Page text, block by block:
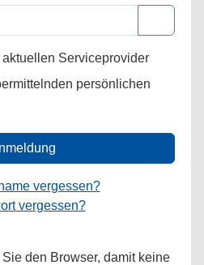
Serviceprovider
persönlichen
vergessen?
vergessen?
den Browser, damit keine